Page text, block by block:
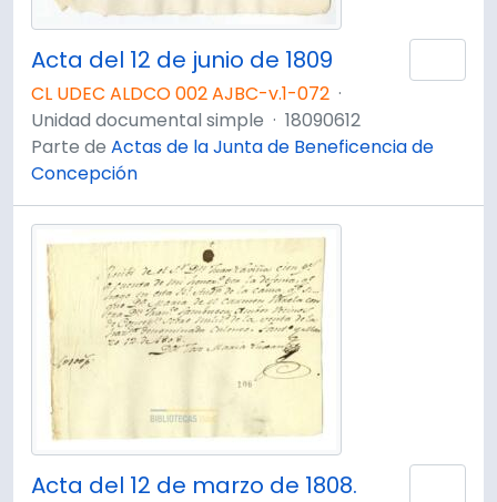
Acta del 12 de junio de 1809
CL UDEC ALDCO 002 AJBC-v.1-072 ·
Unidad documental simple · 18090612
Parte de Actas de la Junta de Beneficencia de
Concepción
Acta del 12 de marzo de 1808.